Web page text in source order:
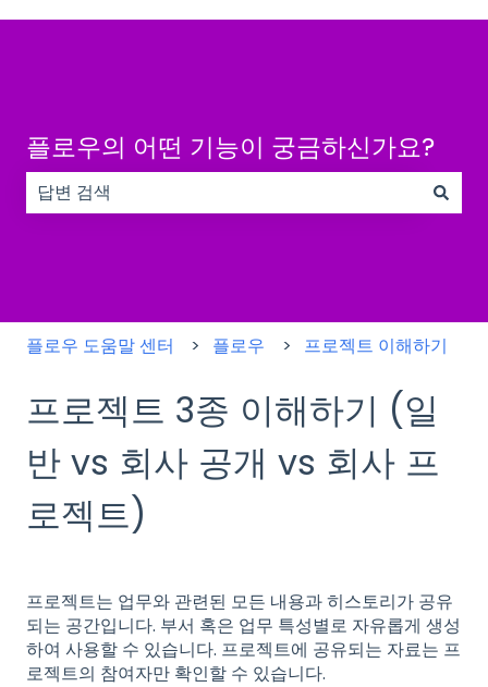
플로우의 어떤 기능이 궁금하신가요?
플로우 도움말 센터 플로우 프로젝트 이해하기
프로젝트 3종 이해하기 (일
반 vs 회사 공개 vs 회사 프
로젝트)
프로젝트는 업무와 관련된 모든 내용과 히스토리가 공유
되는 공간입니다. 부서 혹은 업무 특성별로 자유롭게 생성
하여 사용할 수 있습니다. 프로젝트에 공유되는 자료는 프
로젝트의 참여자만 확인할 수 있습니다.